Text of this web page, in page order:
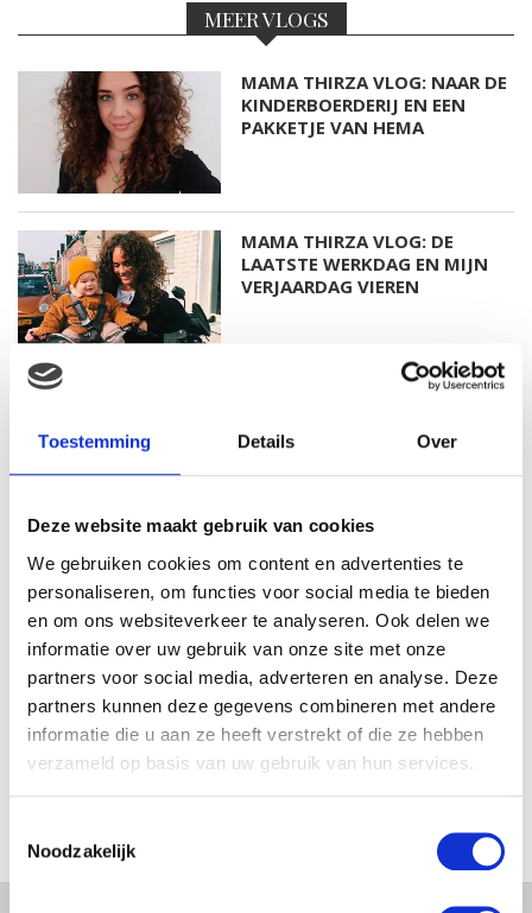
Toestemming Details Over
Deze website maakt gebruik van cookies
We gebruiken cookies om content en advertenties te
personaliseren, om functies voor social media te bieden
en om ons websiteverkeer te analyseren. Ook delen we
informatie over uw gebruik van onze site met onze
partners voor social media, adverteren en analyse. Deze
partners kunnen deze gegevens combineren met andere
informatie die u aan ze heeft verstrekt of die ze hebben
verzameld op basis van uw gebruik van hun services.
Noodzakelijk
MEER VLOGS
MAMA THIRZA VLOG: NAAR DE
KINDERBOERDERIJ EN EEN
PAKKETJE VAN HEMA
MAMA THIRZA VLOG: DE
LAATSTE WERKDAG EN MIJN
VERJAARDAG VIEREN
MAMA THIRZA VLOG: HET IS
MAMA THIRZA VLOG: OP
VAKANTIE & TWEE ZIEKE
KINDEREN
MAMA CARMEN VLOG:
SCHOLEN ZIJN WEER
BEGONNEN & TANDEN BLEKEN